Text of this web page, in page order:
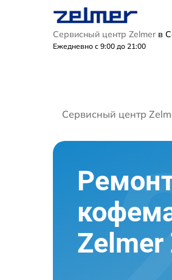
Сервисный центр Zelmer в
Ежедневно с 9:00 до 21:00
Сервисный центр
Zelmer